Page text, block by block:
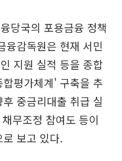
당국의 포용금융 정책
융감독원은 현재 서민
지원 실적 등을 종합
평가체계' 구축을 추
중금리대출 취급 실
무조정 참여도 등이
보고 있다.